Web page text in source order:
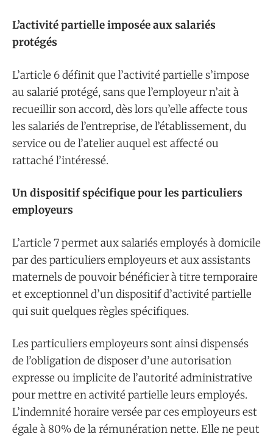
L’activité partielle imposée aux salariés
protégés
L’article 6 définit que l’activité partielle s’impose
au salarié protégé, sans que l’employeur n’ait à
recueillir son accord, dès lors qu’elle affecte tous
les salariés de l’entreprise, de l’établissement, du
service ou de l’atelier auquel est affecté ou
rattaché l’intéressé.
Un dispositif spécifique pour les particuliers
employeurs
L’article 7 permet aux salariés employés à domicile
par des particuliers employeurs et aux assistants
maternels de pouvoir bénéficier à titre temporaire
et exceptionnel d’un dispositif d’activité partielle
qui suit quelques règles spécifiques.
Les particuliers employeurs sont ainsi dispensés
de l’obligation de disposer d’une autorisation
expresse ou implicite de l’autorité administrative
pour mettre en activité partielle leurs employés.
L’indemnité horaire versée par ces employeurs est
égale à 80% de la rémunération nette. Elle ne peut